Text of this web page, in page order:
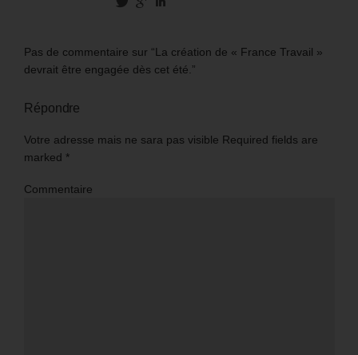
Pas de commentaire sur “La création de « France Travail »
devrait être engagée dès cet été.”
Répondre
Votre adresse mais ne sara pas visible Required fields are
marked *
Commentaire